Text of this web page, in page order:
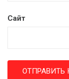
Сайт